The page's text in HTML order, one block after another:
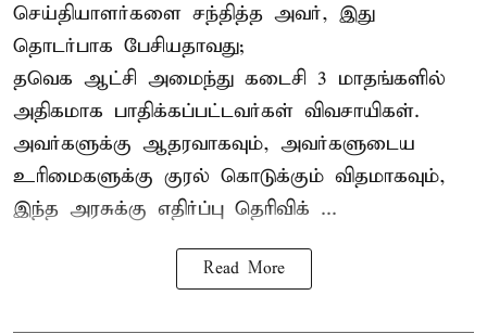
செய்தியாளர்களை சந்தித்த அவர், இது
தொடர்பாக பேசியதாவது;
தவெக ஆட்சி அமைந்து கடைசி 3 மாதங்களில்
அதிகமாக பாதிக்கப்பட்டவர்கள் விவசாயிகள்.
அவர்களுக்கு ஆதரவாகவும், அவர்களுடைய
உரிமைகளுக்கு குரல் கொடுக்கும் விதமாகவும்,
இந்த அரசுக்கு எதிர்ப்பு தெரிவிக் ...
Read More